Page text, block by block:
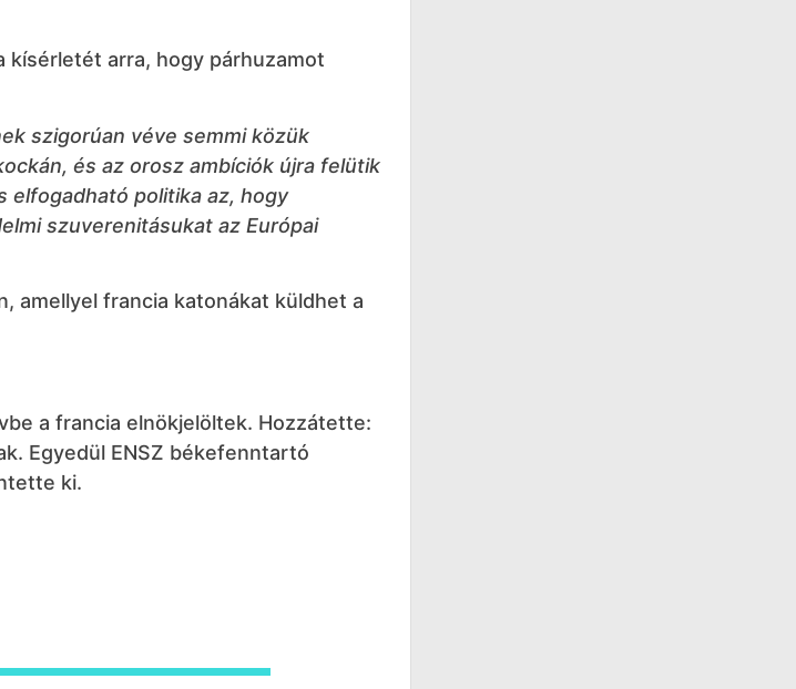
arra, hogy párhuzamot
szigorúan véve semmi közük
és az orosz ambíciók újra felütik
elfogadható politika az, hogy
szuverenitásukat az Európai
amellyel francia katonákat küldhet a
a francia elnökjelöltek. Hozzátette:
Egyedül ENSZ békefenntartó
ki.